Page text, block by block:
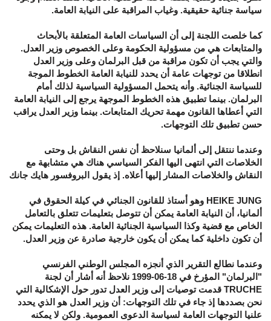
سياسة جنائية حقيقية. وغياب المراقبة على النيابة العامة.
كما خلصت اللجنة إلى أن السياسات العامة المتعلقة بالأبحاث
والمتابعات هي من مسؤولية الحكومة وعلى الخصوص وزير العدل.
والتي يجب أن تكون مراقبة من قبل البرلمان وعلى وزير العدل
انطلاقا من توجهات عامة أن يحدد للنيابة العامة الخطوط الموجة
للسياسة الجنائية. وأنه يتحمل المسؤولية السياسية لذلك أمام
البرلمان. بينما تطبيق هذه الخطوط الموجهة يرجع إلى النيابة العامة
التي أعطاها القانون مهمة تحريك المتابعات. بينما وزير العدل يراقب
حسن تطبيق تلك التوجهات.
وعندما ننتقل إلى ألمانيا سنلاحظ أن نفس النقاش بل وحتى
الخلاصات التي انتهى اليها الفكر السياسي هناك هي متشابهة مع
النقاش والخلاصات المشار إليها أعلاه. إذ يقول البروفسور هايك جانك
HEIKE JUNG وهو أستاذ للقانون الجنائي في كيلة الحقوق في
ألمانيا، أن النيابة العامة يمكن أن تتوصل بتعليمات تتعلق بالتعامل
الخاص مع قضية وكذا السياسية الجنائية العامة. هذه التعليمات يمكن
أن تكون داخلية كما يمكن أن يكون خارجية صادرة عن وزير العدل.
وعندما نطالع التقرير الذي أنجزه المجلس الوطني الفرنسي
"البرلمان" المؤرخ في 18-06-1999 نلاحظ أنه أشار أن لجنة
TRUCHE قدمت توصيات إلى وزير العدل تدور حول الإشكالية التي
نحن بصددها إذ جاء في تلك التوجهات: أن وزير العدل هو الذي يحدد
علنيا التوجهات العامة لسياسة الدعوى العمومية. ولكن لا يمكنه